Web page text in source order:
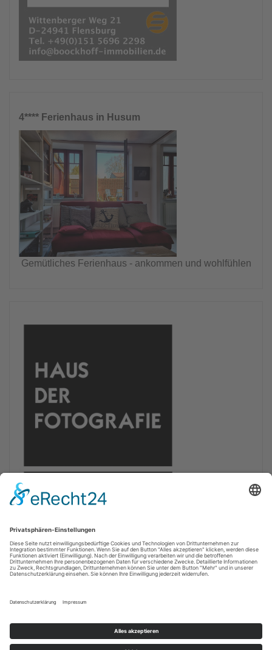
4**** Ferienhaus in Husum
Gemütliches Ferienhaus - ankommen und wohlfühlen